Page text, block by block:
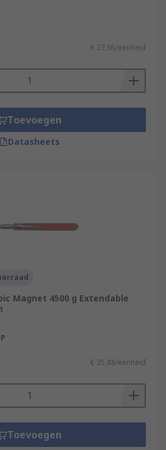
€ 27,95/eenheid
Toevoegen
Datasheets
Magnet 4500 g Extendable
€ 35,88/eenheid
Toevoegen